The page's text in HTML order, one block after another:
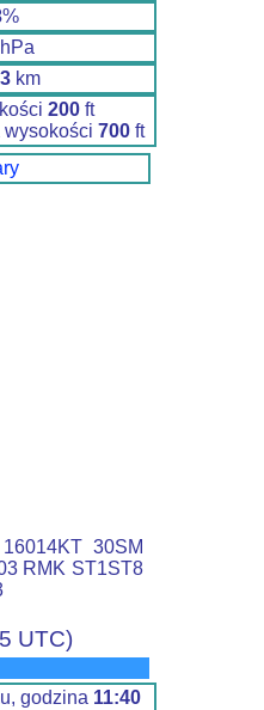
%
km
200ft
wysokości 700 ft
30SM
RMK ST1ST8
UTC)
godzina 11:40